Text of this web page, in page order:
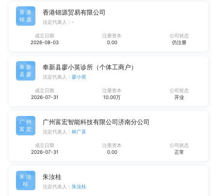
香港
锦源
香港锦源贸易有限公司
法定代表人： -
成立日期
2026-08-03
注册资本
0.00
公司状态
仍注册
奉新
县廖
奉新县廖小英诊所（个体工商户）
法定代表人： 廖小英
成立日期
2026-07-31
注册资本
10.00万
公司状态
开业
广州
富宏
广州富宏智能科技有限公司济南分公司
法定代表人： 林广喜
成立日期
2026-07-31
注册资本
0.00
公司状态
正常
朱汝
桂
朱汝桂
法定代表人： 朱汝桂